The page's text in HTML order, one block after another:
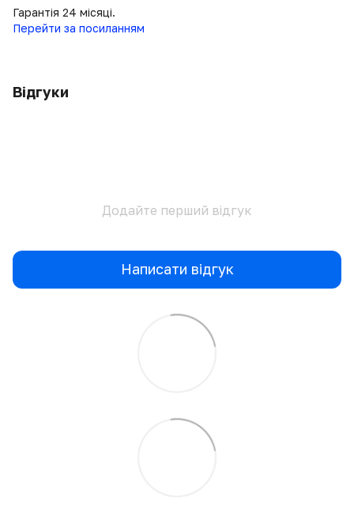
Гарантія 24 місяці.
Перейти за посиланням
Відгуки
Додайте перший відгук
Написати відгук